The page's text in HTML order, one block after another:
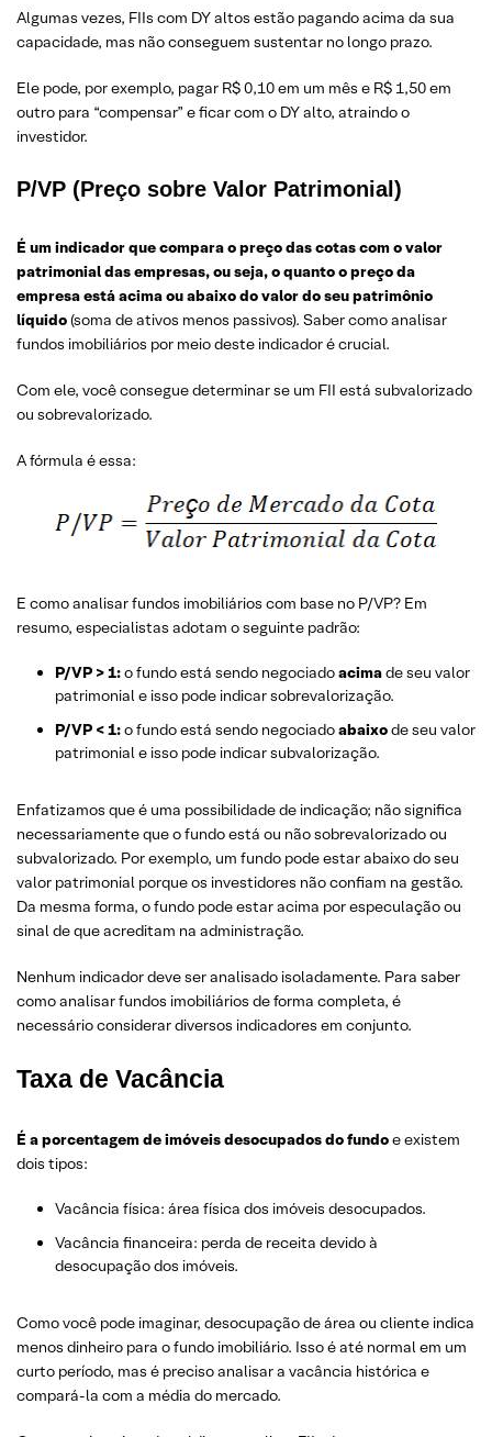
Algumas vezes, FIIs com DY altos estão pagando acima da sua
capacidade, mas não conseguem sustentar no longo prazo.
Ele pode, por exemplo, pagar R$ 0,10 em um mês e R$ 1,50 em
outro para “compensar” e ficar com o DY alto, atraindo o
investidor.
P/VP (Preço sobre Valor Patrimonial)
É um indicador que compara o preço das cotas com o valor
patrimonial das empresas, ou seja, o quanto o preço da
empresa está acima ou abaixo do valor do seu patrimônio
líquido(soma de ativos menos passivos). Saber como analisar
fundos imobiliários por meio deste indicador é crucial.
Com ele, você consegue determinar se um FII está subvalorizado
ou sobrevalorizado.
A fórmula é essa:
E como analisar fundos imobiliários com base no P/VP? Em
resumo, especialistas adotam o seguinte padrão:
P/VP > 1:o fundo está sendo negociadoacimade seu valor
patrimonial e isso pode indicar sobrevalorização.
P/VP < 1:o fundo está sendo negociadoabaixode seu valor
patrimonial e isso pode indicar subvalorização.
Enfatizamos que é uma possibilidade de indicação; não significa
necessariamente que o fundo está ou não sobrevalorizado ou
subvalorizado. Por exemplo, um fundo pode estar abaixo do seu
valor patrimonial porque os investidores não confiam na gestão.
Da mesma forma, o fundo pode estar acima por especulação ou
sinal de que acreditam na administração.
Nenhum indicador deve ser analisado isoladamente. Para saber
como analisar fundos imobiliários de forma completa, é
necessário considerar diversos indicadores em conjunto.
Taxa de Vacância
É a porcentagem de imóveis desocupados do fundoe existem
dois tipos:
Vacância física: área física dos imóveis desocupados.
Vacância financeira: perda de receita devido à
desocupação dos imóveis.
Como você pode imaginar, desocupação de área ou cliente indica
menos dinheiro para o fundo imobiliário. Isso é até normal em um
curto período, mas é preciso analisar a vacância histórica e
compará-la com a média do mercado.